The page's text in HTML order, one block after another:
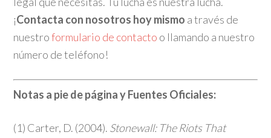
¡Contacta con nosotros hoy mismo a través de
nuestroformulario de contacto o llamando a nuestro
número de teléfono!
Notas a pie de página y Fuentes Oficiales:
(1) Carter, D. (2004). Stonewall: The Riots That